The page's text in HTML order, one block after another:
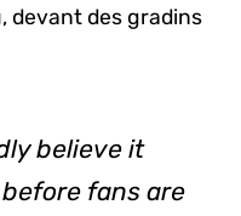
devant des gradins
believe it
fans are